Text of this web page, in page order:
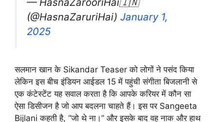
(@HasnaZaruriHai) January 1,
2025
सलमान खान के Sikandar Teaser को लोगों ने पसंद किया
लेकिन इस बीच इंडियन आईडल 15 में पहुंची संगीता बिजलानी से
एक कंटेस्टेंट यह सवाल करता है कि आपके करियर में कौन सा
ऐसा डिसीजन है जो आप बदलना चाहते हैं। इस पर Sangeeta
Bijlani कहती है, “जो थे ना।” और इसके बाद वह नाक और हाथ